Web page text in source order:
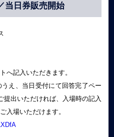
日券販売開始
へ記入いただきます。
え、当日受付にて回答完了ペー
提出いただければ、入場時の記入
入場いただけます。